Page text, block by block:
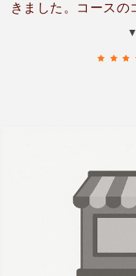
きました。コースの
えたら嬉しかった